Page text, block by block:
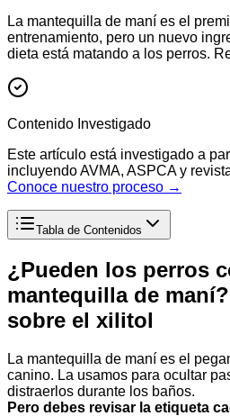
La mantequilla de maní es el
entrenamiento, pero un nuevo
dieta está matando a los perros.
Contenido Investigado
Este artículo está investigado a
incluyendo AVMA, ASPCA y
Conoce nuestro proceso →
Tabla de Contenidos
¿Pueden los perros
mantequilla de
sobre el xilitol
La mantequilla de maní es el
canino. La usamos para ocultar
distraerlos durante los baños.
Pero debes revisar la etiqueta